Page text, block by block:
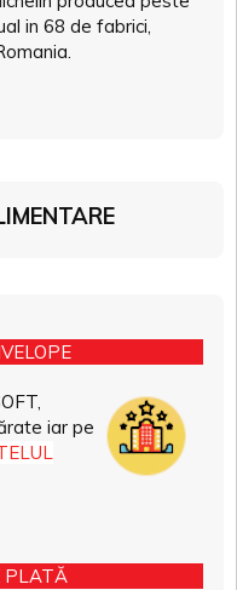
in 68 de fabrici,
iar pe
PLATĂ